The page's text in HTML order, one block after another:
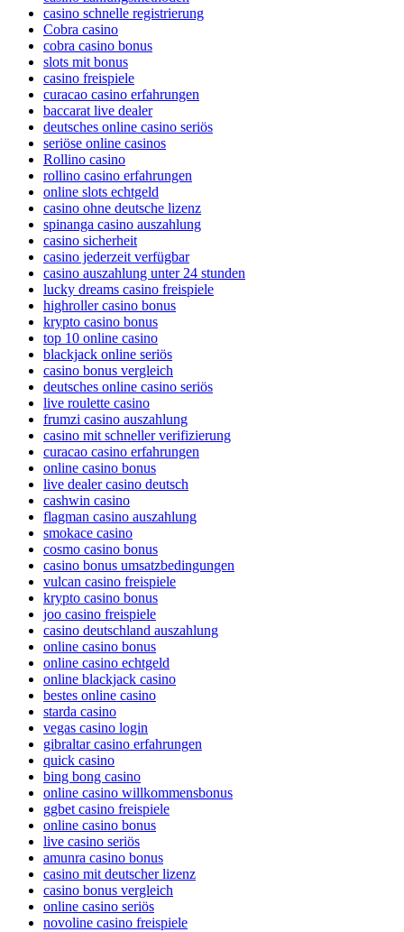
casino schnelle registrierung
Cobra casino
cobra casino bonus
slots mit bonus
casino freispiele
curacao casino erfahrungen
baccarat live dealer
deutsches online casino seriös
seriöse online casinos
Rollino casino
rollino casino erfahrungen
online slots echtgeld
casino ohne deutsche lizenz
spinanga casino auszahlung
casino sicherheit
casino jederzeit verfügbar
casino auszahlung unter 24 stunden
lucky dreams casino freispiele
highroller casino bonus
krypto casino bonus
top 10 online casino
blackjack online seriös
casino bonus vergleich
deutsches online casino seriös
live roulette casino
frumzi casino auszahlung
casino mit schneller verifizierung
curacao casino erfahrungen
online casino bonus
live dealer casino deutsch
cashwin casino
flagman casino auszahlung
smokace casino
cosmo casino bonus
casino bonus umsatzbedingungen
vulcan casino freispiele
krypto casino bonus
joo casino freispiele
casino deutschland auszahlung
online casino bonus
online casino echtgeld
online blackjack casino
bestes online casino
starda casino
vegas casino login
gibraltar casino erfahrungen
quick casino
bing bong casino
online casino willkommensbonus
ggbet casino freispiele
online casino bonus
live casino seriös
amunra casino bonus
casino mit deutscher lizenz
casino bonus vergleich
online casino seriös
novoline casino freispiele